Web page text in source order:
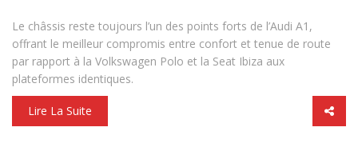
Le châssis reste toujours l’un des points forts de l’Audi A1,
offrant le meilleur compromis entre confort et tenue de route
par rapport à la Volkswagen Polo et la Seat Ibiza aux
plateformes identiques.
Lire La Suite